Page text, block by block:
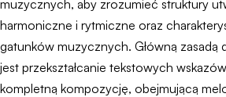
muzycznych, aby zrozumieć struktury
harmoniczne i rytmiczne oraz
gatunków muzycznych. Główną zasadą
jest przekształcanie tekstowych
kompletną kompozycję, obejmującą